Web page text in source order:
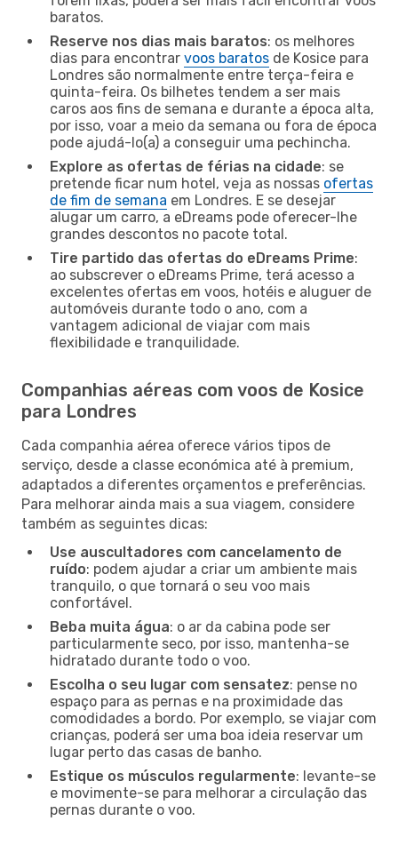
baratos.
Reserve nos dias mais baratos: os melhores
dias para encontrar voos baratos de Kosice para
Londres são normalmente entre terça-feira e
quinta-feira. Os bilhetes tendem a ser mais
caros aos fins de semana e durante a época alta,
por isso, voar a meio da semana ou fora de época
pode ajudá-lo(a) a conseguir uma pechincha.
Explore as ofertas de férias na cidade: se
pretende ficar num hotel, veja as nossas ofertas
de fim de semana em Londres. E se desejar
alugar um carro, a eDreams pode oferecer-lhe
grandes descontos no pacote total.
Tire partido das ofertas do eDreams Prime:
ao subscrever o eDreams Prime, terá acesso a
excelentes ofertas em voos, hotéis e aluguer de
automóveis durante todo o ano, com a
vantagem adicional de viajar com mais
flexibilidade e tranquilidade.
Companhias aéreas com voos de Kosice
para Londres
Cada companhia aérea oferece vários tipos de
serviço, desde a classe económica até à premium,
adaptados a diferentes orçamentos e preferências.
Para melhorar ainda mais a sua viagem, considere
também as seguintes dicas:
Use auscultadores com cancelamento de
ruído: podem ajudar a criar um ambiente mais
tranquilo, o que tornará o seu voo mais
confortável.
Beba muita água: o ar da cabina pode ser
particularmente seco, por isso, mantenha-se
hidratado durante todo o voo.
Escolha o seu lugar com sensatez: pense no
espaço para as pernas e na proximidade das
comodidades a bordo. Por exemplo, se viajar com
crianças, poderá ser uma boa ideia reservar um
lugar perto das casas de banho.
Estique os músculos regularmente: levante-se
e movimente-se para melhorar a circulação das
pernas durante o voo.